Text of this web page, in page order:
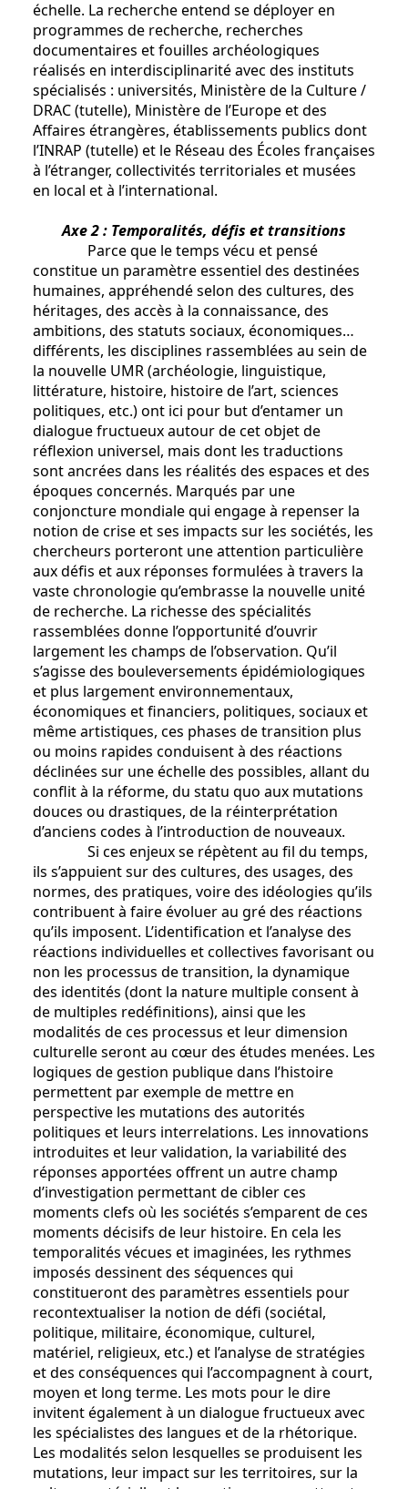
échelle. La recherche entend se déployer en
programmes de recherche, recherches
documentaires et fouilles archéologiques
réalisés en interdisciplinarité avec des instituts
spécialisés : universités, Ministère de la Culture /
DRAC (tutelle), Ministère de l’Europe et des
Affaires étrangères, établissements publics dont
l’INRAP (tutelle) et le Réseau des Écoles françaises
à l’étranger, collectivités territoriales et musées
en local et à l’international.
Axe 2 : Temporalités, défis et transitions
Parce que le temps vécu et pensé
constitue un paramètre essentiel des destinées
humaines, appréhendé selon des cultures, des
héritages, des accès à la connaissance, des
ambitions, des statuts sociaux, économiques…
différents, les disciplines rassemblées au sein de
la nouvelle UMR (archéologie, linguistique,
littérature, histoire, histoire de l’art, sciences
politiques, etc.) ont ici pour but d’entamer un
dialogue fructueux autour de cet objet de
réflexion universel, mais dont les traductions
sont ancrées dans les réalités des espaces et des
époques concernés. Marqués par une
conjoncture mondiale qui engage à repenser la
notion de crise et ses impacts sur les sociétés, les
chercheurs porteront une attention particulière
aux défis et aux réponses formulées à travers la
vaste chronologie qu’embrasse la nouvelle unité
de recherche. La richesse des spécialités
rassemblées donne l’opportunité d’ouvrir
largement les champs de l’observation. Qu’il
s’agisse des bouleversements épidémiologiques
et plus largement environnementaux,
économiques et financiers, politiques, sociaux et
même artistiques, ces phases de transition plus
ou moins rapides conduisent à des réactions
déclinées sur une échelle des possibles, allant du
conflit à la réforme, du statu quo aux mutations
douces ou drastiques, de la réinterprétation
d’anciens codes à l’introduction de nouveaux.
Si ces enjeux se répètent au fil du temps,
ils s’appuient sur des cultures, des usages, des
normes, des pratiques, voire des idéologies qu’ils
contribuent à faire évoluer au gré des réactions
qu’ils imposent. L’identification et l’analyse des
réactions individuelles et collectives favorisant ou
non les processus de transition, la dynamique
des identités (dont la nature multiple consent à
de multiples redéfinitions), ainsi que les
modalités de ces processus et leur dimension
culturelle seront au cœur des études menées. Les
logiques de gestion publique dans l’histoire
permettent par exemple de mettre en
perspective les mutations des autorités
politiques et leurs interrelations. Les innovations
introduites et leur validation, la variabilité des
réponses apportées offrent un autre champ
d’investigation permettant de cibler ces
moments clefs où les sociétés s’emparent de ces
moments décisifs de leur histoire. En cela les
temporalités vécues et imaginées, les rythmes
imposés dessinent des séquences qui
constitueront des paramètres essentiels pour
recontextualiser la notion de défi (sociétal,
politique, militaire, économique, culturel,
matériel, religieux, etc.) et l’analyse de stratégies
et des conséquences qui l’accompagnent à court,
moyen et long terme. Les mots pour le dire
invitent également à un dialogue fructueux avec
les spécialistes des langues et de la rhétorique.
Les modalités selon lesquelles se produisent les
mutations, leur impact sur les territoires, sur la